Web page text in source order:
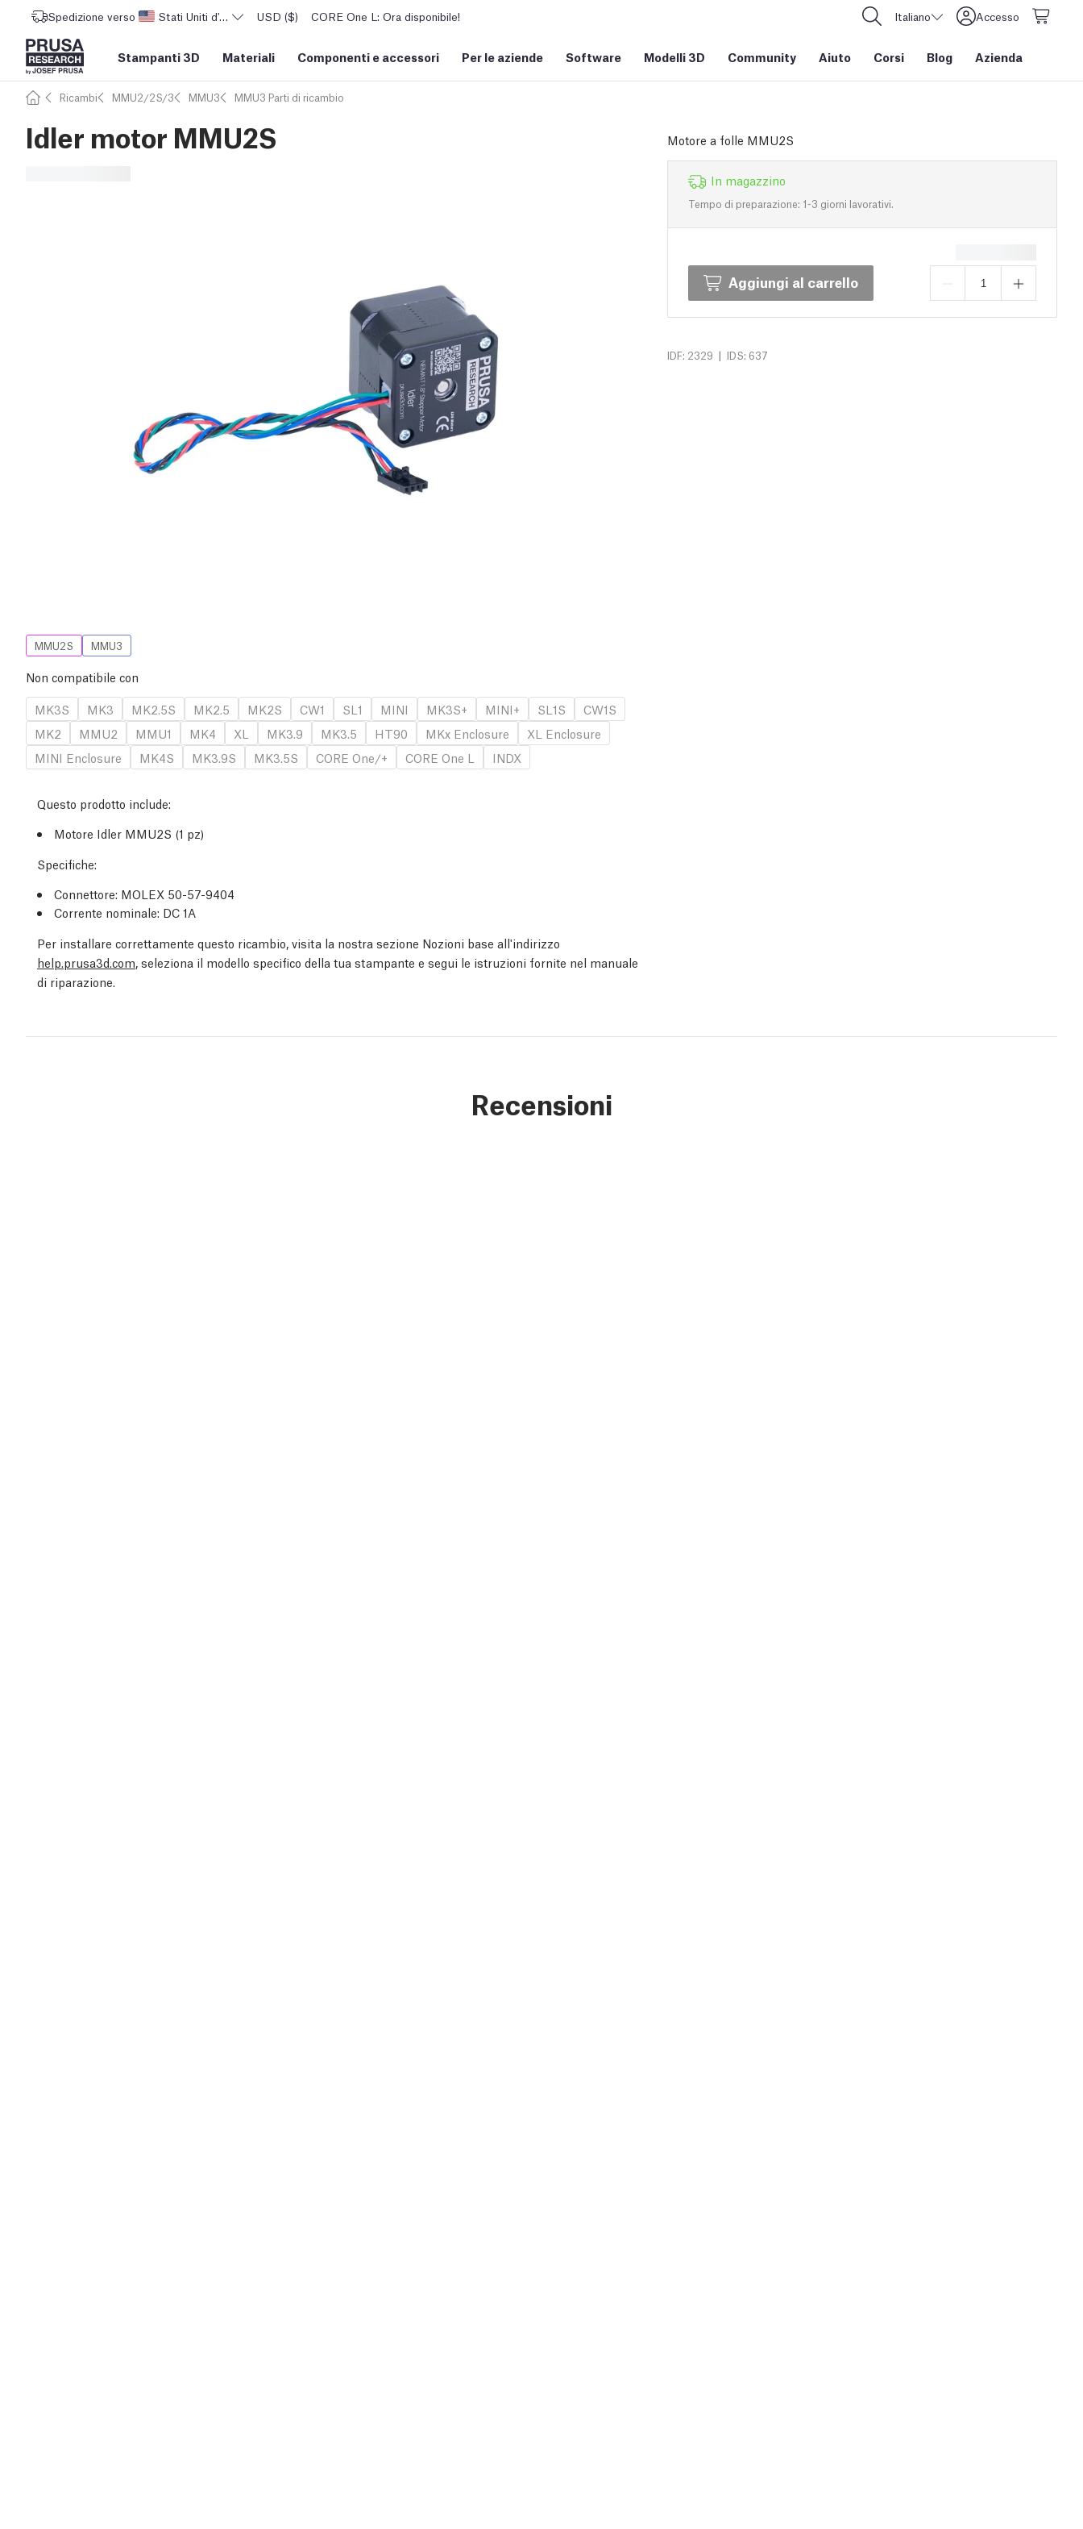
Spedizione verso Stati Uniti d'AmericaUSD ($) CORE One L: Ora disponibile! Italiano Accesso
Stampanti 3D Materiali Componenti e accessori Per le aziende Software Modelli 3D Community Aiuto Corsi Blog Azienda
Ricambi MMU2/2S/3 MMU3 MMU3 Parti di ricambio
Idler motor MMU2S Motore a folle MMU2S
In magazzino
Tempo di preparazione: 1-3 giorni lavorativi.
Aggiungi al carrello
IDF: 2329 | IDS: 637
MMU2S MMU3
Non compatibile con
MK3S
MK3 MK2.5S MK2.5 MK2S CW1 SL1 MINI MK3S+ MINI+ SL1S
CW1S
MK2
MMU2 MMU1 MK4 XL MK3.9 MK3.5 HT90 MKx Enclosure
XL Enclosure
MINI Enclosure
MK4S MK3.9S MK3.5S CORE One/+ CORE One L INDX
Questo prodotto include:
Motore Idler MMU2S (1 pz)
Specifiche:
Connettore: MOLEX 50-57-9404
Corrente nominale: DC 1A
Per installare correttamente questo ricambio, visita la nostra sezione Nozioni base all'indirizzo
help.prusa3d.com, seleziona il modello specifico della tua stampante e segui le istruzioni fornite nel manuale
di riparazione.
Recensioni